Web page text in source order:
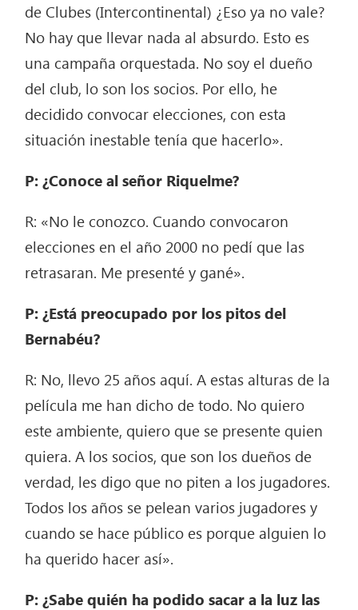
de Clubes (Intercontinental) ¿Eso ya no vale?
No hay que llevar nada al absurdo. Esto es
una campaña orquestada. No soy el dueño
del club, lo son los socios. Por ello, he
decidido convocar elecciones, con esta
situación inestable tenía que hacerlo».
P: ¿Conoce al señor Riquelme?
R: «No le conozco. Cuando convocaron
elecciones en el año 2000 no pedí que las
retrasaran. Me presenté y gané».
P: ¿Está preocupado por los pitos del
Bernabéu?
R: No, llevo 25 años aquí. A estas alturas de la
película me han dicho de todo. No quiero
este ambiente, quiero que se presente quien
quiera. A los socios, que son los dueños de
verdad, les digo que no piten a los jugadores.
Todos los años se pelean varios jugadores y
cuando se hace público es porque alguien lo
ha querido hacer así».
P: ¿Sabe quién ha podido sacar a la luz las